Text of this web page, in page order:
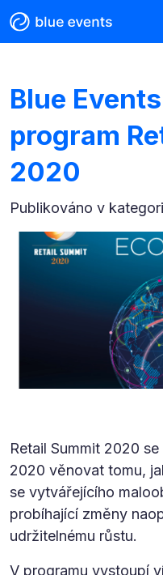
Blue
program
2020
Publikováno v
Retail Summit 2020
2020 věnovat tomu,
se vytvářejícího
probíhající změny
udržitelnému růstu.
V programu vystoupí